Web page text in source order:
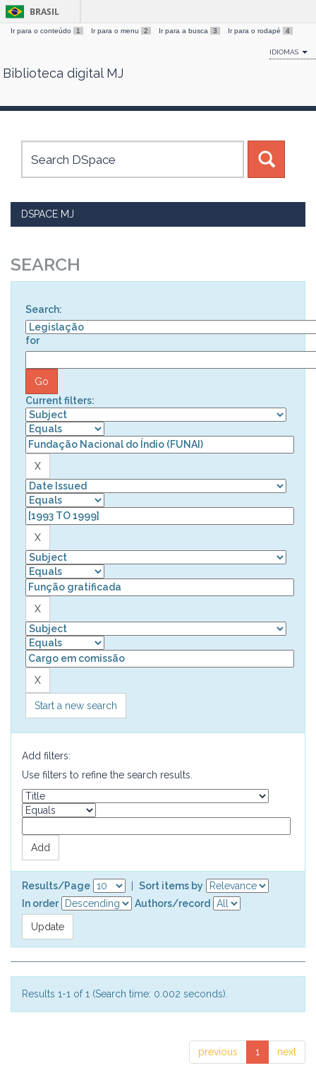
Skip
BRASIL
Ir para o conteúdo 1 Ir para o menu 2 Ir para a busca 3 Ir para o rodapé 4
IDIOMAS
Biblioteca digital MJ
DSPACE MJ
SEARCH
Search:
for
Current filters:
Start a new search
Add filters:
Use filters to refine the search results.
Results/Page
Sort items by
In order
Authors/record
Results 1-1 of 1 (Search time: 0.002 seconds).
previous 1 next